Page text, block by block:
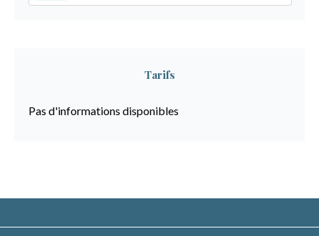
Tarifs
Pas d'informations disponibles